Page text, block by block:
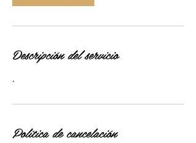
Descripción del servicio
.
Política de cancelación